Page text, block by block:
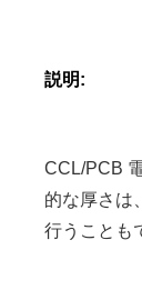
説明:
CCL/PCB
的な厚さは
行うことも